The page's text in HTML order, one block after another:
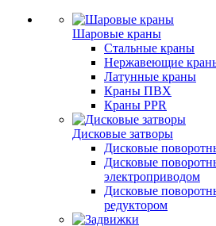
Шаровые краны
Стальные краны
Нержавеющие
Латунные краны
Краны ПВХ
Краны PPR
Дисковые затворы
Дисковые
Дисковые
электроприводом
Дисковые
редуктором